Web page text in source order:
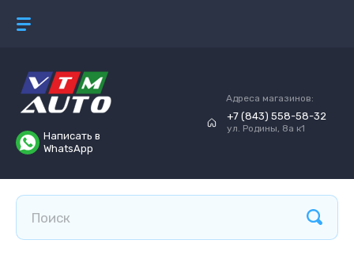
Написать в
WhatsApp
Адреса магазинов:
+7 (843) 558-58-32
ул. Родины, 8а к1